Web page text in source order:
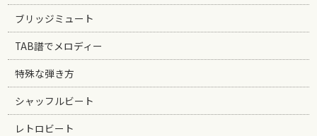
ブリッジミュート
TAB譜でメロディー
特殊な弾き方
シャッフルビート
レトロビート